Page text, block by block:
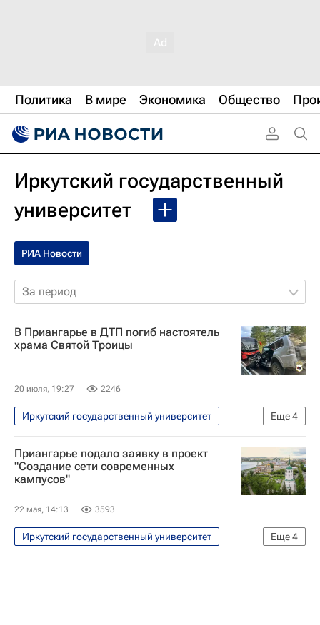
Политика В мире Экономика Общество
Иркутский государственный
университет
РИА Новости
За период
В Приангарье в ДТП погиб настоятель
храма Святой Троицы
20 июля, 19:27 2246
Еще4
Иркутский государственный университет
Происшествия
Листвянка
Игорь Кобзев
Следственный комитет России (СК РФ)
Приангарье подало заявку в проект
"Создание сети современных
кампусов"
22 мая, 14:13 3593
Еще4
Иркутский государственный университет
Иркутская область
Игорь Кобзев